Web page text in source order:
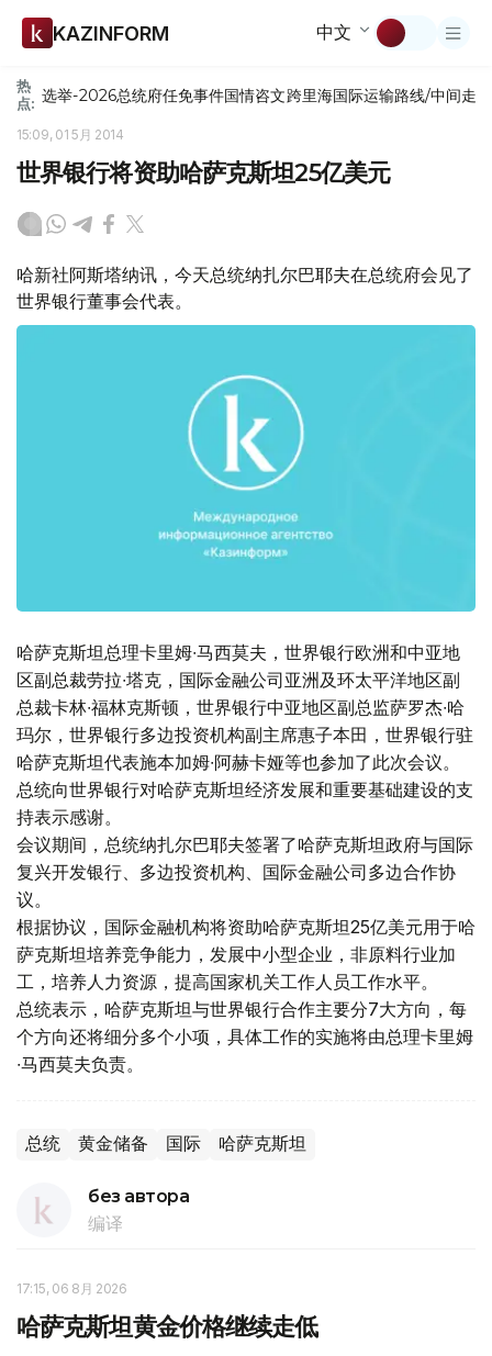
KAZINFORM 中文
热
点: 选举-2026总统府任免事件国情咨文跨里海国际运输路线/中间走廊
15:09, 01 5月 2014
世界银行将资助哈萨克斯坦25亿美元
哈新社阿斯塔纳讯，今天总统纳扎尔巴耶夫在总统府会见了
世界银行董事会代表。
哈萨克斯坦总理卡里姆∙马西莫夫，世界银行欧洲和中亚地
区副总裁劳拉∙塔克，国际金融公司亚洲及环太平洋地区副
总裁卡林∙福林克斯顿，世界银行中亚地区副总监萨罗杰∙哈
玛尔，世界银行多边投资机构副主席惠子本田，世界银行驻
哈萨克斯坦代表施本加姆∙阿赫卡娅等也参加了此次会议。
总统向世界银行对哈萨克斯坦经济发展和重要基础建设的支
持表示感谢。
会议期间，总统纳扎尔巴耶夫签署了哈萨克斯坦政府与国际
复兴开发银行、多边投资机构、国际金融公司多边合作协
议。
根据协议，国际金融机构将资助哈萨克斯坦25亿美元用于哈
萨克斯坦培养竞争能力，发展中小型企业，非原料行业加
工，培养人力资源，提高国家机关工作人员工作水平。
总统表示，哈萨克斯坦与世界银行合作主要分7大方向，每
个方向还将细分多个小项，具体工作的实施将由总理卡里姆
∙马西莫夫负责。
总统 黄金储备 国际 哈萨克斯坦
без автора
编译
17:15, 06 8月 2026
哈萨克斯坦黄金价格继续走低